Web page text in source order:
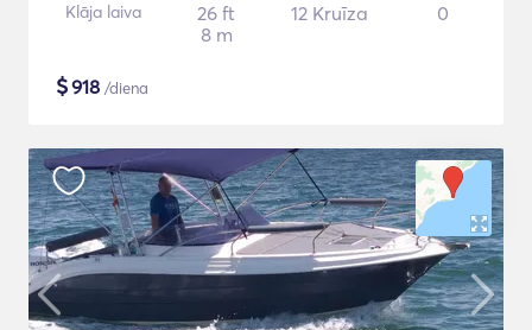
Klāja laiva
26 ft
8 m
12 Kruīza 0
$918 /diena